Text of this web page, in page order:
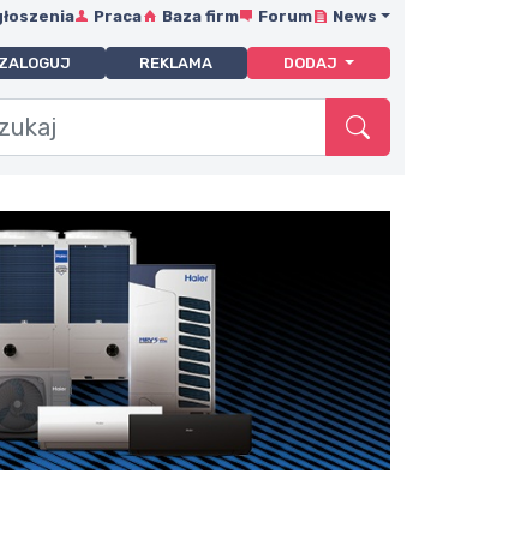
Praca Baza firm Forum News
ZALOGUJ REKLAMA DODAJ